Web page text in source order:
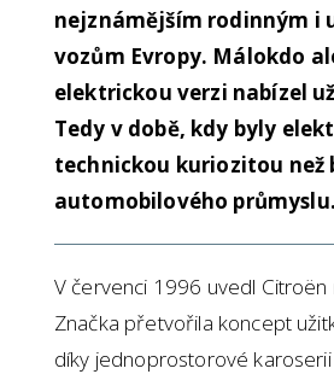
nejznámějším rodinným i
vozům Evropy. Málokdo
elektrickou verzi nabízel
Tedy v době, kdy byly
technickou kuriozitou než
automobilového průmyslu.
V červenci 1996 uvedl Citroën
Značka přetvořila koncept
díky jednoprostorové